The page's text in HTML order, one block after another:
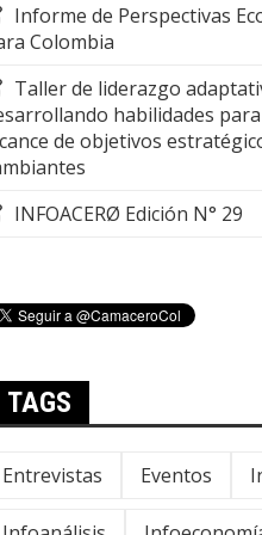
Informe de Perspectivas
Colombia
Taller de liderazgo
habilidades
de objetivos
INFOACERØ Edición N° 29
TAGS
Entrevistas Eventos